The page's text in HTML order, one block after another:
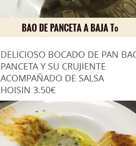
BAO DE PANCETA A BAJA Tº
DELICIOSO BOCADO DE PAN
PANCETA Y SU CRUJIENTE
ACOMPAÑADO DE SALSA
HOISIN 3.50€